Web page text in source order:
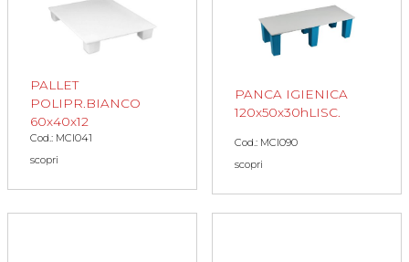
PALLET
POLIPR.BIANCO
60x40x12
Cod.: MCI041
scopri
PANCA IGIENICA
120x50x30hLISC.
Cod.: MCI090
scopri